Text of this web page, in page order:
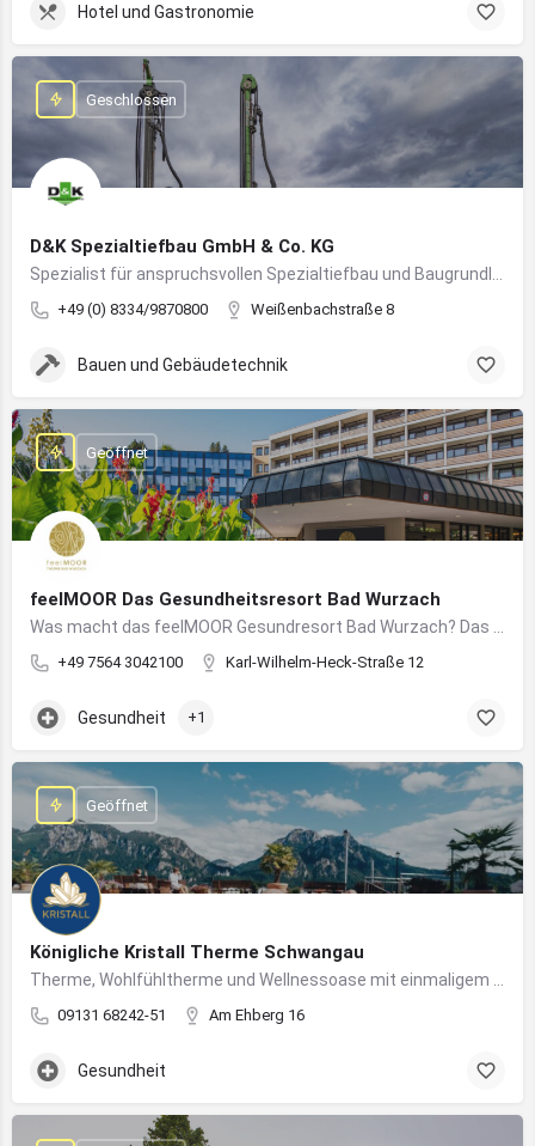
Hotel und Gastronomie
D&K Spezialtiefbau GmbH & Co. KG
+49 (0) 8334/9870800 Weißenbachstraße 8
Geschlossen
Bauen und Gebäudetechnik
feelMOOR Das Gesundheitsresort Bad Wurzach
+49 7564 3042100 Karl-Wilhelm-Heck-Straße 12
Geöffnet
Gesundheit +1
Königliche Kristall Therme Schwangau
09131 68242-51 Am Ehberg 16
Geöffnet
Gesundheit